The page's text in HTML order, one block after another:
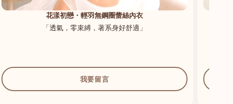
花漾初戀・輕羽無鋼圈蕾絲內衣
「透氣，零束縛，著系身好舒適」
我要留言